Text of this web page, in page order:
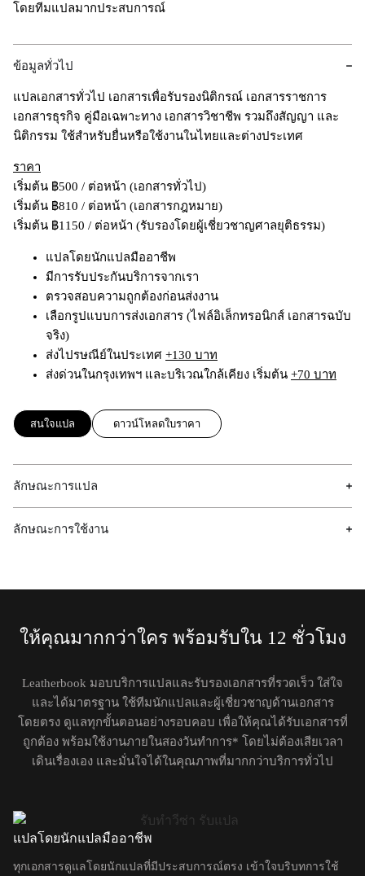
โดยทีมแปลมากประสบการณ์
ข้อมูลทั่วไป
แปลเอกสารทั่วไป เอกสารเพื่อรับรองนิติกรณ์ เอกสารราชการ
เอกสารธุรกิจ คู่มือเฉพาะทาง เอกสารวิชาชีพ รวมถึงสัญญา และ
นิติกรรม ใช้สำหรับยื่นหรือใช้งานในไทยและต่างประเทศ
ราคา
เริ่มต้น ฿500 / ต่อหน้า (เอกสารทั่วไป)
เริ่มต้น ฿810 / ต่อหน้า (เอกสารกฎหมาย)
เริ่มต้น ฿1150 / ต่อหน้า (รับรองโดยผู้เชี่ยวชาญศาลยุติธรรม)
แปลโดยนักแปลมืออาชีพ
มีการรับประกันบริการจากเรา
ตรวจสอบความถูกต้องก่อนส่งงาน
เลือกรูปแบบการส่งเอกสาร (ไฟล์อิเล็กทรอนิกส์ เอกสารฉบับ
จริง)
ส่งไปรษณีย์ในประเทศ +130 บาท
ส่งด่วนในกรุงเทพฯ และบริเวณใกล้เคียง เริ่มต้น +70 บาท
สนใจแปล ดาวน์โหลดใบราคา
ลักษณะการแปล
ลักษณะการใช้งาน
ให้คุณมากกว่าใคร พร้อมรับใน 12 ชั่วโมง
Leatherbook มอบบริการแปลและรับรองเอกสารที่รวดเร็ว ใส่ใจ
และได้มาตรฐาน ใช้ทีมนักแปลและผู้เชี่ยวชาญด้านเอกสาร
โดยตรง ดูแลทุกขั้นตอนอย่างรอบคอบ เพื่อให้คุณได้รับเอกสารที่
ถูกต้อง พร้อมใช้งานภายในสองวันทำการ* โดยไม่ต้องเสียเวลา
เดินเรื่องเอง และมั่นใจได้ในคุณภาพที่มากกว่าบริการทั่วไป
แปลโดยนักแปลมืออาชีพ
ทุกเอกสารดูแลโดยนักแปลที่มีประสบการณ์ตรง เข้าใจบริบทการใช้